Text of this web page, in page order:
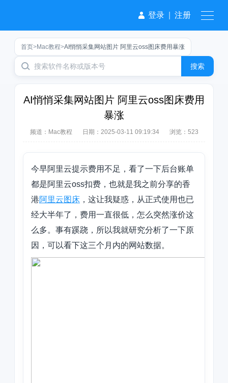
登录 注册
搜索
首页>Mac教程>AI悄悄采集网站图片 阿里云oss图床费用暴涨
AI悄悄采集网站图片 阿里云oss图床费用
暴涨
频道： Mac教程 日期： 2025-03-11 09:19:34 浏览：523
今早阿里云提示费用不足，看了一下后台账单
都是阿里云oss扣费，也就是我之前分享的香
港阿里云图床 ，这让我疑惑，从正式使用也已
经大半年了，费用一直很低，怎么突然涨价这
么多。事有蹊跷，所以我就研究分析了一下原
因，可以看下这三个月内的网站数据。